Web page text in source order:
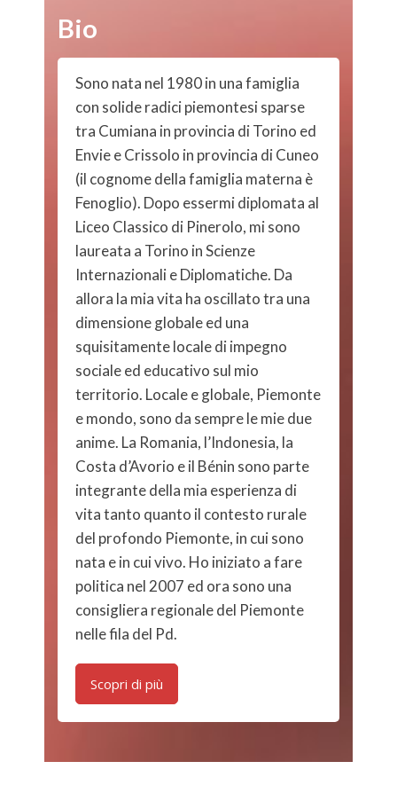
Bio
Sono nata nel 1980 in una famiglia
con solide radici piemontesi sparse
tra Cumiana in provincia di Torino ed
Envie e Crissolo in provincia di Cuneo
(il cognome della famiglia materna è
Fenoglio). Dopo essermi diplomata al
Liceo Classico di Pinerolo, mi sono
laureata a Torino in Scienze
Internazionali e Diplomatiche. Da
allora la mia vita ha oscillato tra una
dimensione globale ed una
squisitamente locale di impegno
sociale ed educativo sul mio
territorio. Locale e globale, Piemonte
e mondo, sono da sempre le mie due
anime. La Romania, l’Indonesia, la
Costa d’Avorio e il Bénin sono parte
integrante della mia esperienza di
vita tanto quanto il contesto rurale
del profondo Piemonte, in cui sono
nata e in cui vivo. Ho iniziato a fare
politica nel 2007 ed ora sono una
consigliera regionale del Piemonte
nelle fila del Pd.
Scopri di più